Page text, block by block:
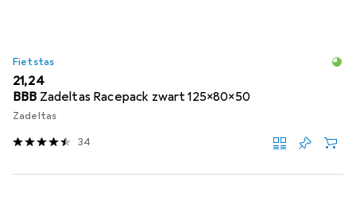
Fietstas
EUR
21,24
BBB Zadeltas Racepack zwart 125x80x50
Zadeltas
34